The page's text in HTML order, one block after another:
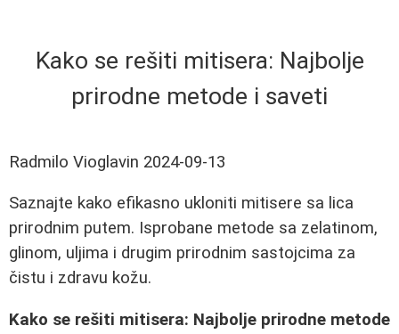
Kako se rešiti mitisera: Najbolje
prirodne metode i saveti
Radmilo Vioglavin 2024-09-13
Saznajte kako efikasno ukloniti mitisere sa lica
prirodnim putem. Isprobane metode sa zelatinom,
glinom, uljima i drugim prirodnim sastojcima za
čistu i zdravu kožu.
Kako se rešiti mitisera: Najbolje prirodne metode